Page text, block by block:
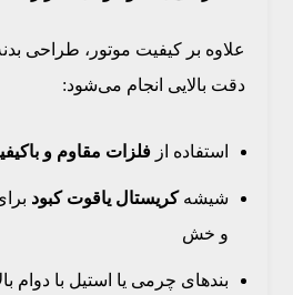
علاوه بر کیفیت موتور، طراحی
دقت بالایی انجام می‌شود:
استفاده از فلزات مقاوم و
شیشهکریستال یاقوت کبود
و خش
بندهای چرمی یا استیل با دوام